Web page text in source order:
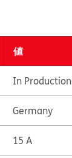
値
In Production
Germany
15 A